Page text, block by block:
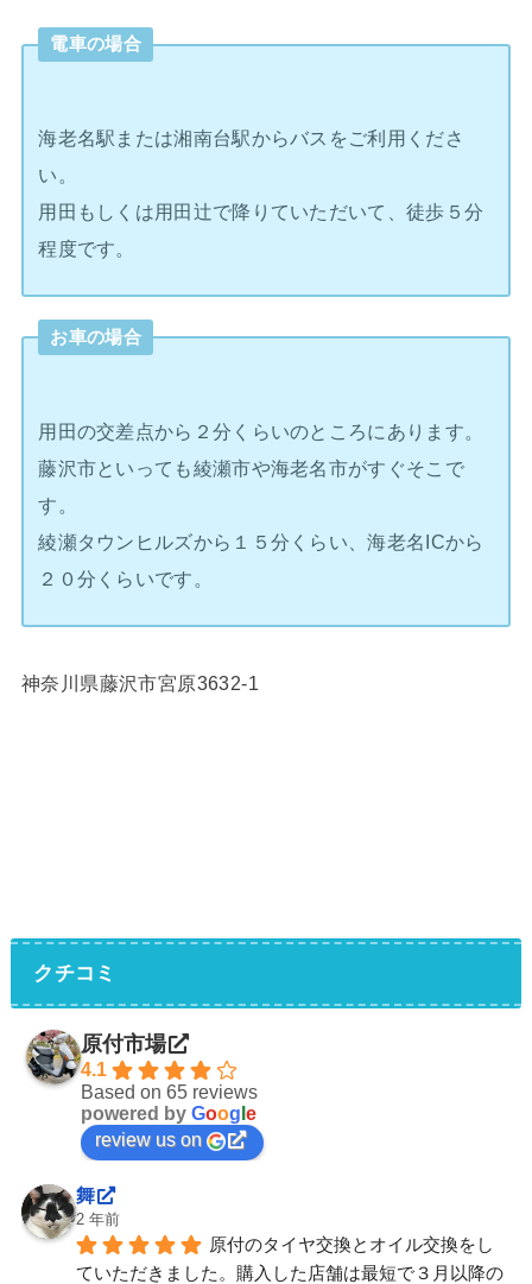
電車の場合
海老名駅または湘南台駅からバスをご利用くださ
い。
用田もしくは用田辻で降りていただいて、徒歩５分
程度です。
お車の場合
用田の交差点から２分くらいのところにあります。
藤沢市といっても綾瀬市や海老名市がすぐそこで
す。
綾瀬タウンヒルズから１５分くらい、海老名ICから
２０分くらいです。
神奈川県藤沢市宮原3632-1
クチコミ
原付市場
4.1
Based on 65 reviews
powered by Goog e
review us on
舞
2 年前
原付のタイヤ交換とオイル交換をし
ていただきました。購入した店舗は最短で３月以降の